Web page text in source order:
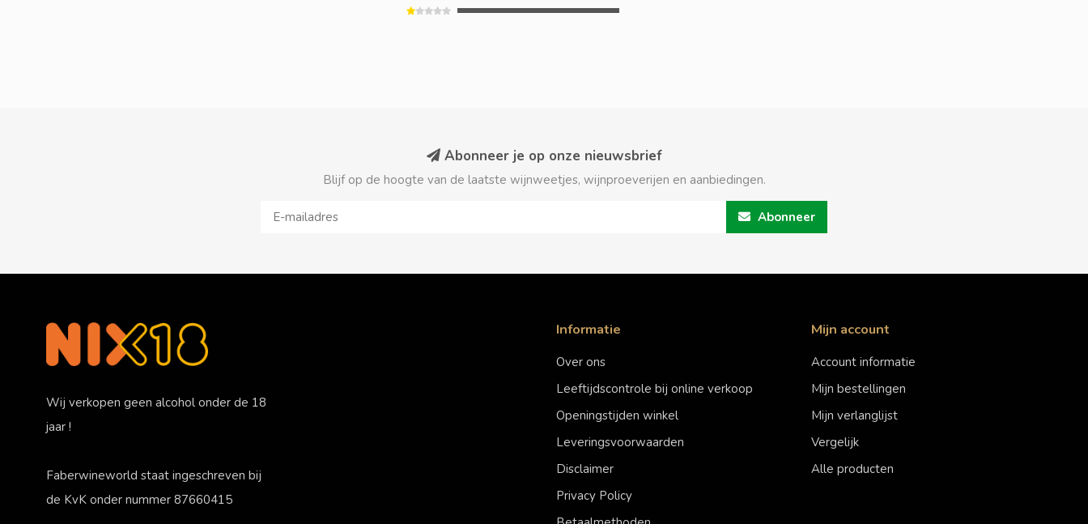
Abonneer je op onze nieuwsbrief
Blijf op de hoogte van de laatste wijnweetjes, wijnproeverijen en aanbiedingen.
Abonneer
Wij verkopen geen alcohol onder de 18
jaar !
Faberwineworld staat ingeschreven bij
de KvK onder nummer 87660415
Informatie
Over ons
Leeftijdscontrole bij online verkoop
Openingstijden winkel
Leveringsvoorwaarden
Disclaimer
Privacy Policy
Mijn account
Account informatie
Mijn bestellingen
Mijn verlanglijst
Vergelijk
Alle producten